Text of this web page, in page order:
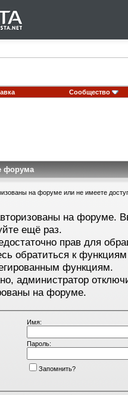
Сообщество
форума
на форуме или не имеете
на форуме.
ещё раз.
прав для
обратиться к
функциям.
администратор
на форуме.
Имя:
Пароль:
Запомнить?